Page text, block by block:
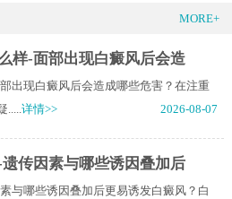
MORE+
样-面部出现白癜风后会造
出现白癜风后会造成哪些危害？在注重
.....详情>> 2026-08-07
传因素与哪些诱因叠加后
与哪些诱因叠加后更易诱发白癜风？白